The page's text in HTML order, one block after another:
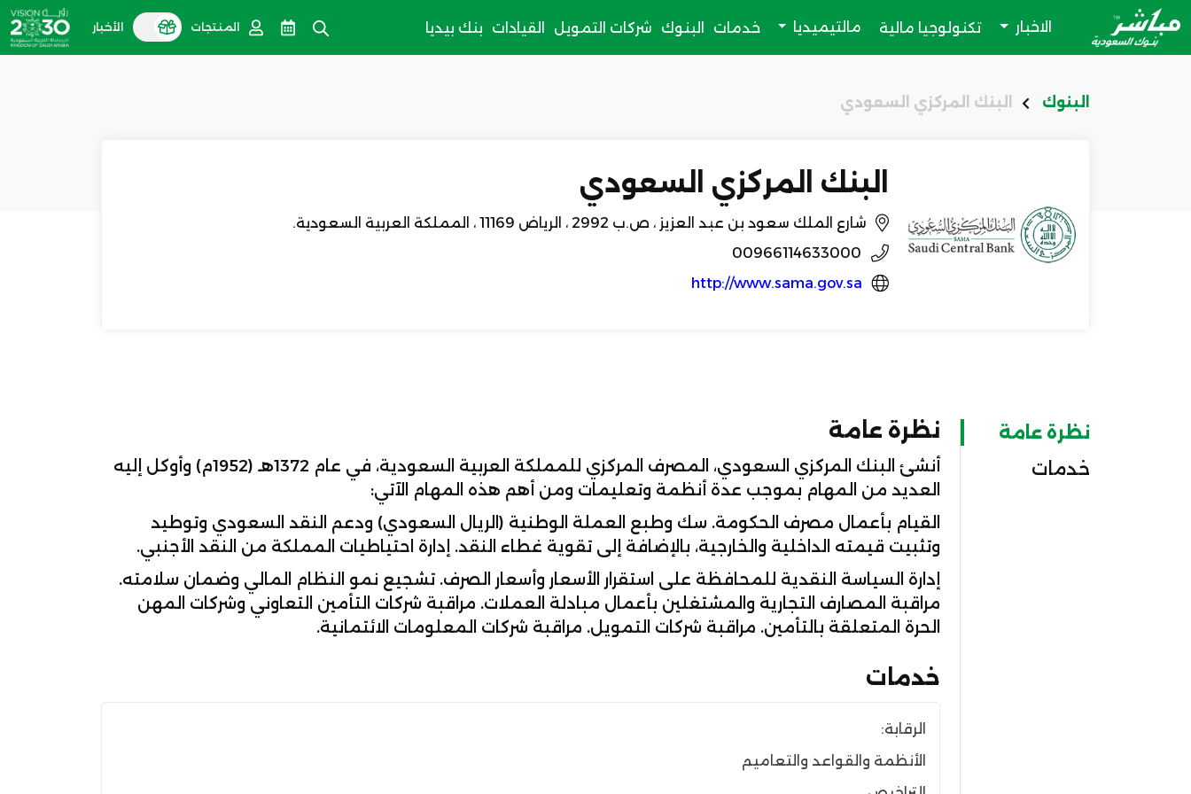
الاخبار تكنولوجيا مالية مالتيميديا خدمات البنوك شركات التمويل القيادات بنك بيديا المنتجات الأخبار
البنوك البنك المركزي السعودي
البنك المركزي السعودي
شارع الملك سعود بن عبد العزيز ، ص.ب 2992 ، الرياض 11169 ، المملكة العربية السعودية.
00966114633000
http://www.sama.gov.sa
نظرة عامة
خدمات
نظرة عامة
أنشئ البنك المركزي السعودي، المصرف المركزي للمملكة العربية السعودية، في عام 1372هـ (1952م) وأوكل إليه
العديد من المهام بموجب عدة أنظمة وتعليمات ومن أهم هذه المهام الآتي:
القيام بأعمال مصرف الحكومة. سك وطبع العملة الوطنية (الريال السعودي) ودعم النقد السعودي وتوطيد
وتثبيت قيمته الداخلية والخارجية، بالإضافة إلى تقوية غطاء النقد. إدارة احتياطيات المملكة من النقد الأجنبي.
إدارة السياسة النقدية للمحافظة على استقرار الأسعار وأسعار الصرف. تشجيع نمو النظام المالي وضمان سلامته.
مراقبة المصارف التجارية والمشتغلين بأعمال مبادلة العملات. مراقبة شركات التأمين التعاوني وشركات المهن
الحرة المتعلقة بالتأمين. مراقبة شركات التمويل. مراقبة شركات المعلومات الائتمانية.
خدمات
الرقابة:
الأنظمة والقواعد والتعاميم